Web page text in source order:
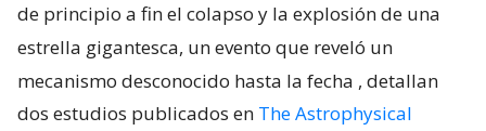
de principio a fin el colapso y la explosión de una
estrella gigantesca, un evento que reveló un
mecanismo desconocido hasta la fecha , detallan
dos estudios publicados en The Astrophysical